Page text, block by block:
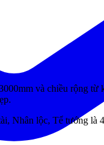
và chiều rộng
Nhân lộc, Tể tướng là